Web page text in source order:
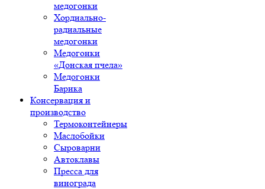
медогонки
Хордиально-
радиальные
медогонки
Медогонки
«Донская пчела»
Медогонки
Барика
Консервация и
производство
Термоконтейнеры
Маслобойки
Сыроварни
Автоклавы
Пресса для
винограда